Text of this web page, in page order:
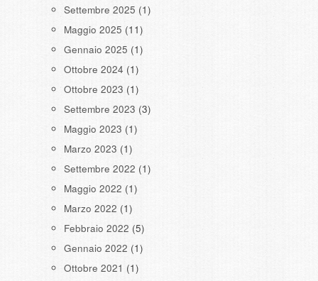
Settembre 2025 (1)
Maggio 2025 (11)
Gennaio 2025 (1)
Ottobre 2024 (1)
Ottobre 2023 (1)
Settembre 2023 (3)
Maggio 2023 (1)
Marzo 2023 (1)
Settembre 2022 (1)
Maggio 2022 (1)
Marzo 2022 (1)
Febbraio 2022 (5)
Gennaio 2022 (1)
Ottobre 2021 (1)